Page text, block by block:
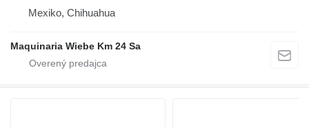
Mexiko, Chihuahua
Maquinaria Wiebe Km 24 Sa